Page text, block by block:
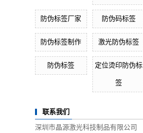
防伪标签厂家 防伪码标签
防伪标签制作 激光防伪标签
防伪标签 定位烫印防伪标
签
联系我们
深圳市晶源激光科技制品有限公司